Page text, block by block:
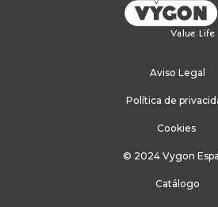
Aviso Legal
Política de
Cookies
© 2024 Vygon
Catálogo